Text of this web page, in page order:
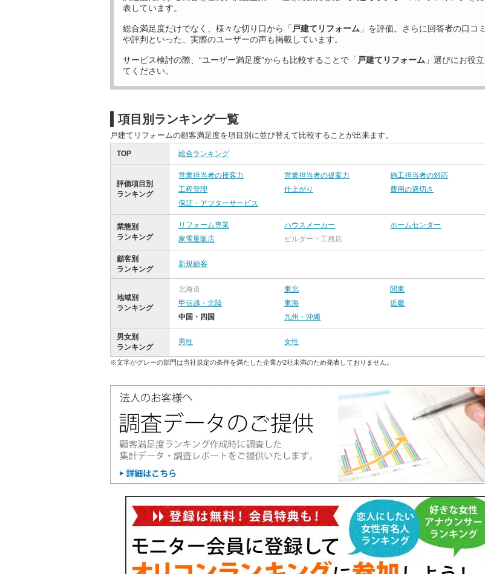
表しています。
総合満足度だけでなく、様々な切り口から「 戸建てリフォーム 」を評価。さらに回答者の口コミ
や評判といった、実際のユーザーの声も掲載しています。
サービス検討の際、“ユーザー満足度”からも比較することで「 戸建てリフォーム 」選びにお役立
てください。
項目別ランキング一覧
戸建てリフォームの顧客満足度を項目別に並び替えて比較することが出来ます。
TOP 総合ランキング
評価項目別
ランキング
営業担当者の接客力 営業担当者の提案力
施工担当者の対応
工程管理
仕上がり
費用の適切さ
保証・アフターサービス
業態別
ランキング
リフォーム専業 ハウスメーカー
ホームセンター
家電量販店
ビルダー・工務店
顧客別
ランキング
新規顧客
地域別
ランキング
北海道 東北
関東
甲信越・北陸
東海
近畿
中国・四国
九州・沖縄
男女別
ランキング
男性 女性
※文字がグレーの部門は当社規定の条件を満たした企業が2社未満のため発表しておりません。